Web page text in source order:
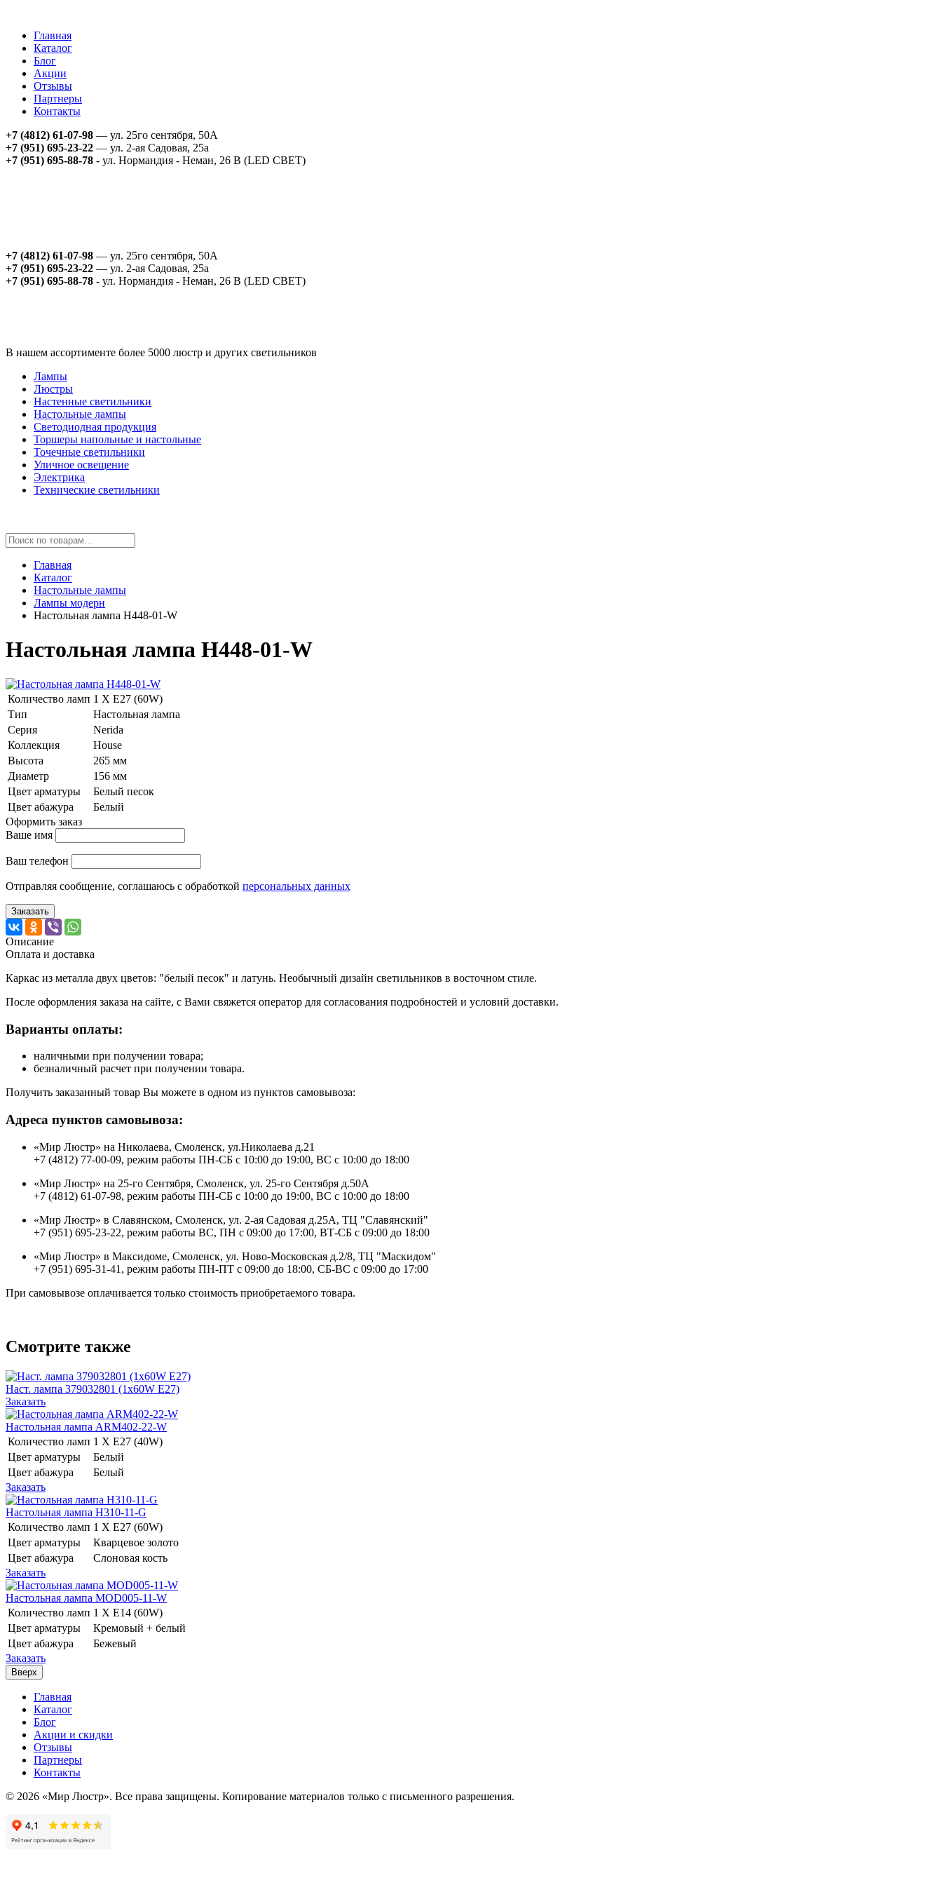
Главная
Каталог
Блог
Акции
Отзывы
Партнеры
Контакты
+7 (4812) 61-07-98 — ул. 25го сентября, 50А
+7 (951) 695-23-22 — ул. 2-ая Садовая, 25а
+7 (951) 695-88-78 - ул. Нормандия - Неман, 26 В (LED СВЕТ)
+7 (4812) 61-07-98 — ул. 25го сентября, 50А
+7 (951) 695-23-22 — ул. 2-ая Садовая, 25а
+7 (951) 695-88-78 - ул. Нормандия - Неман, 26 В (LED СВЕТ)
В нашем ассортименте более 5000 люстр и других светильников
Лампы
Люстры
Настенные светильники
Настольные лампы
Светодиодная продукция
Торшеры напольные и настольные
Точечные светильники
Уличное освещение
Электрика
Технические светильники
Главная
Каталог
Настольные лампы
Лампы модерн
Настольная лампа H448-01-W
Настольная лампа H448-01-W
Количество ламп 1 Х E27 (60W)
Тип
Настольная лампа
Серия
Nerida
Коллекция
House
Высота
265 мм
Диаметр
156 мм
Цвет арматуры
Белый песок
Цвет абажура
Белый
Оформить заказ
Ваше имя
Ваш телефон
Отправляя сообщение, соглашаюсь с обработкой персональных данных
Заказать
Описание
Оплата и доставка
Каркас из металла двух цветов: "белый песок" и латунь. Необычный дизайн светильников в восточном стиле.
После оформления заказа на сайте, с Вами свяжется оператор для согласования подробностей и условий доставки.
Варианты оплаты:
наличными при получении товара;
безналичный расчет при получении товара.
Получить заказанный товар Вы можете в одном из пунктов самовывоза:
Адреса пунктов самовывоза:
«Мир Люстр» на Николаева, Смоленск, ул.Николаева д.21
+7 (4812) 77-00-09, режим работы ПН-СБ с 10:00 до 19:00, ВС с 10:00 до 18:00
«Мир Люстр» на 25-го Сентября, Смоленск, ул. 25-го Сентября д.50А
+7 (4812) 61-07-98, режим работы ПН-СБ с 10:00 до 19:00, ВС с 10:00 до 18:00
«Мир Люстр» в Славянском, Смоленск, ул. 2-ая Садовая д.25А, ТЦ "Славянский"
+7 (951) 695-23-22, режим работы ВС, ПН с 09:00 до 17:00, ВТ-СБ с 09:00 до 18:00
«Мир Люстр» в Максидоме, Смоленск, ул. Ново-Московская д.2/8, ТЦ "Маскидом"
+7 (951) 695-31-41, режим работы ПН-ПТ с 09:00 до 18:00, СБ-ВС с 09:00 до 17:00
При самовывозе оплачивается только стоимость приобретаемого товара.
Смотрите также
Наст. лампа 379032801 (1x60W E27)
Заказать
Настольная лампа ARM402-22-W
Количество ламп 1 Х E27 (40W)
Цвет арматуры
Белый
Цвет абажура
Белый
Заказать
Настольная лампа H310-11-G
Количество ламп 1 Х E27 (60W)
Цвет арматуры
Кварцевое золото
Цвет абажура
Слоновая кость
Заказать
Настольная лампа MOD005-11-W
Количество ламп 1 Х E14 (60W)
Цвет арматуры
Кремовый + белый
Цвет абажура
Бежевый
Заказать
Вверх
Главная
Каталог
Блог
Акции и скидки
Отзывы
Партнеры
Контакты
© 2026 «Мир Люстр». Все права защищены. Копирование материалов только с письменного разрешения.